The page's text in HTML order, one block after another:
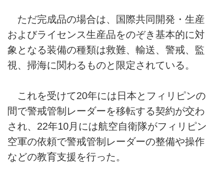
ただ完成品の場合は、国際共同開発・生産
およびライセンス生産品をのぞき基本的に対
象となる装備の種類は救難、輸送、警戒、監
視、掃海に関わるものと限定されている。
これを受けて20年には日本とフィリピンの
間で警戒管制レーダーを移転する契約が交わ
され、22年10月には航空自衛隊がフィリピン
空軍の依頼で警戒管制レーダーの整備や操作
などの教育支援を行った。